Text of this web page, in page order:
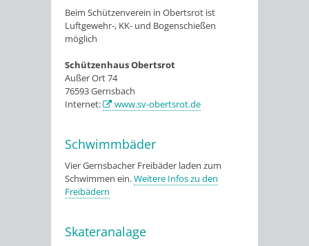
Beim Schützenverein in Obertsrot ist
Luftgewehr-, KK- und Bogenschießen
möglich
Schützenhaus Obertsrot
Außer Ort 74
76593 Gernsbach
Internet:
www.sv-obertsrot.de
Schwimmbäder
Vier Gernsbacher Freibäder laden zum
Schwimmen ein.Weitere Infos zu den
Freibädern
Skateranalage